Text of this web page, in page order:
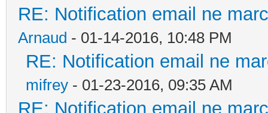
RE: Notification email ne
Arnaud - 01-14-2016, 10:48 PM
RE: Notification email ne
mifrey - 01-23-2016, 09:35 AM
RE: Notification email ne